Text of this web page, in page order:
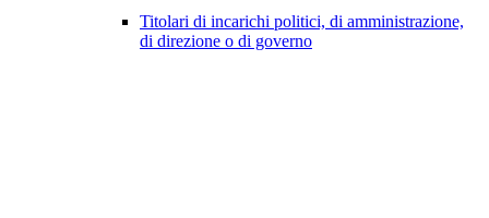
Titolari di incarichi politici, di amministrazione,
di direzione o di governo